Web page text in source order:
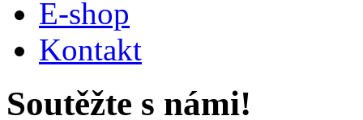
E-shop
Kontakt
Soutěžte s námi!